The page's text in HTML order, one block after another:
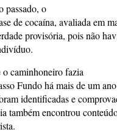
passado, o
de cocaína, avaliada em
provisória, pois não
caminhoneiro fazia
Fundo há mais de um
identificadas e
também encontrou